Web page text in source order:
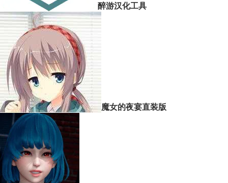
醉游汉化工具
魔女的夜宴直装版